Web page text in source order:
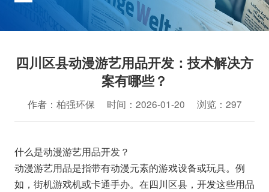
四川区县动漫游艺用品开发：技术解决方
案有哪些？
作者：柏强环保 时间：2026-01-20 浏览：297
什么是动漫游艺用品开发？
动漫游艺用品是指带有动漫元素的游戏设备或玩具。例
如，街机游戏机或卡通手办。在四川区县，开发这些用品